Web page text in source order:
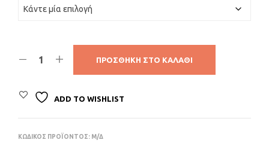
ΠΡΟΣΘΉΚΗ ΣΤΟ ΚΑΛΆΘΙ
ADD TO WISHLIST
ΚΩΔΙΚΌΣ ΠΡΟΪΌΝΤΟΣ: Μ/Δ